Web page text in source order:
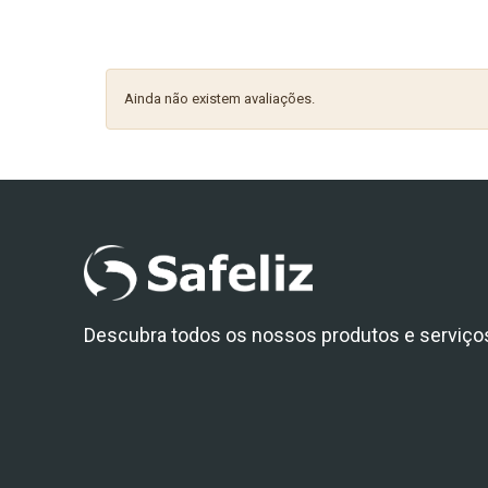
Ainda não existem avaliações.
Descubra todos os nossos produtos e